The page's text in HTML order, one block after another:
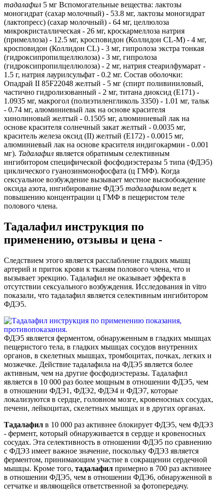
тадалафил 5 мг Вспомогательные вещества: лактозы
моногидрат (сахар молочный) - 53.8 мг, лактозы моногидрат
(лактопресс) (сахар молочный) - 64 мг, целлюлоза
микрокристаллическая - 26 мг, кроскармеллоза натрия
(примеллоза) - 12.5 мг, кросповидон (Коллидон CL-M) - 4 мг,
кросповидон (Коллидон CL) - 3 мг, гипролоза экстра тонкая
(гидроксипропилцеллюлоза) - 3 мг, гипролоза
(гидроксипропилцеллюлоза) - 2 мг, натрия стеарилфумарат -
1.5 г, натрия лаурилсульфат - 0.2 мг. Состав оболочки:
Опадрай II 85F22048 желтый - 5 мг (спирт поливиниловый,
частично гидролизованный - 2 мг, титана диоксид (Е171) -
1.0935 мг, макрогол (полиэтиленгликоль 3350) - 1.01 мг, тальк
- 0.74 мг, алюминиевый лак на основе красителя
хинолиновый желтый - 0.1505 мг, алюминиевый лак на
основе красителя солнечный закат желтый - 0.0035 мг,
краситель железа оксид (II) желтый (Е172) - 0.0015 мг,
алюминиевый лак на основе красителя индигокармин - 0.001
мг). Тадалафил является обратимым селективным
ингибитором специфической фосфодиэстеразы 5 типа (ФДЭ5)
циклического гуанозинмонофосфата (ц ГМФ). Когда
сексуальное возбуждение вызывает местное высвобождение
оксида азота, ингибирование ФДЭ5 тадалафилом ведет к
повышению концентрации ц ГМФ в пещеристом теле
полового члена.
Тадалафил инструкция по
применению, отзывы и цена -
Следствием этого является расслабление гладких мышц
артерий и приток крови к тканям полового члена, что и
вызывает эрекцию. Тадалафил не оказывает эффекта в
отсутствии сексуального возбуждения. Исследования in vitro
показали, что тадалафил является селективным ингибитором
ФДЭ5.
ФДЭ5 является ферментом, обнаруженным в гладких мышцах
пещеристого тела, в гладких мышцах сосудов внутренних
органов, в скелетных мышцах, тромбоцитах, почках, легких и
мозжечке. Действие тадалафила на ФДЭ5 является более
активным, чем на другие фосфодиэстеразы. Тадалафил
является в 10 000 раз более мощным в отношении ФДЭ5, чем
в отношении ФДЭ1, ФДЭ2, ФДЭ4 и ФДЭ7, которые
локализуются в сердце, головном мозге, кровеносных сосудах,
печени, лейкоцитах, скелетных мышцах и в других органах.
Тадалафил в 10 000 раз активнее блокирует ФДЭ5, чем ФДЭ3
- фермент, который обнаруживается в сердце и кровеносных
сосудах. Эта селективность в отношении ФДЭ5 по сравнению
с ФДЭ3 имеет важное значение, поскольку ФДЭ3 является
ферментом, принимающим участие в сокращении сердечной
мышцы. Кроме того, тадалафил примерно в 700 раз активнее
в отношении ФДЭ5, чем в отношении ФДЭ6, обнаруженной в
сетчатке и являющейся ответственной за фотопередачу.